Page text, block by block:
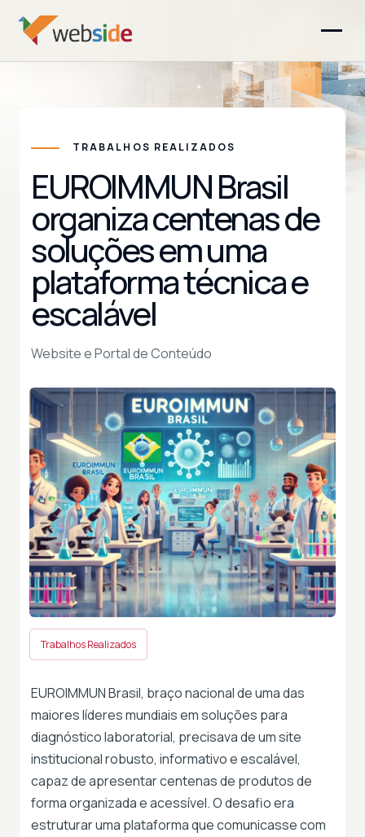
TRABALHOS REALIZADOS
EUROIMMUN Brasil
organiza centenas de
soluções em uma
plataforma técnica e
escalável
Website e Portal de Conteúdo
Trabalhos Realizados
EUROIMMUN Brasil, braço nacional de uma das
maiores líderes mundiais em soluções para
diagnóstico laboratorial, precisava de um site
institucional robusto, informativo e escalável,
capaz de apresentar centenas de produtos de
forma organizada e acessível. O desafio era
estruturar uma plataforma que comunicasse com